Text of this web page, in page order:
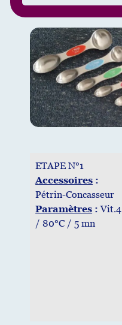
ETAPE N°1
Accessoires :
Pétrin-Concasseur
Paramètres : Vit.4
/ 80°C / 5 mn